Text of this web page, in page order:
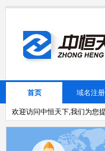
首页 域名注册
欢迎访问中恒天下,我们为您